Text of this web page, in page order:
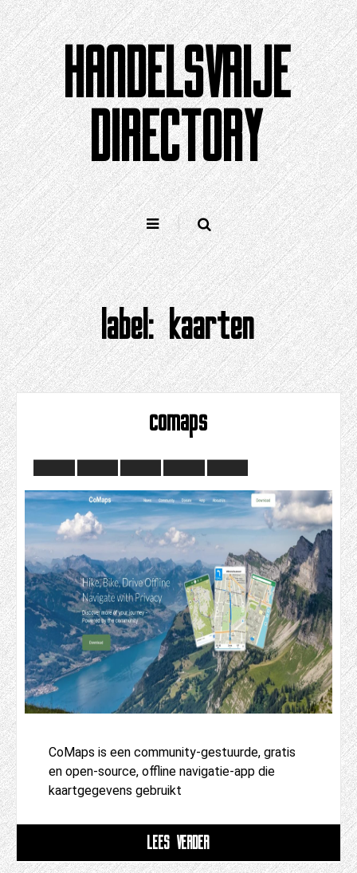
Doorgaan
naar
artikel
HANDELSVRIJE
DIRECTORY
label:kaarten
comaps
CoMaps is een community-gestuurde, gratis
en open-source, offline navigatie-app die
kaartgegevens gebruikt
LEES VERDER